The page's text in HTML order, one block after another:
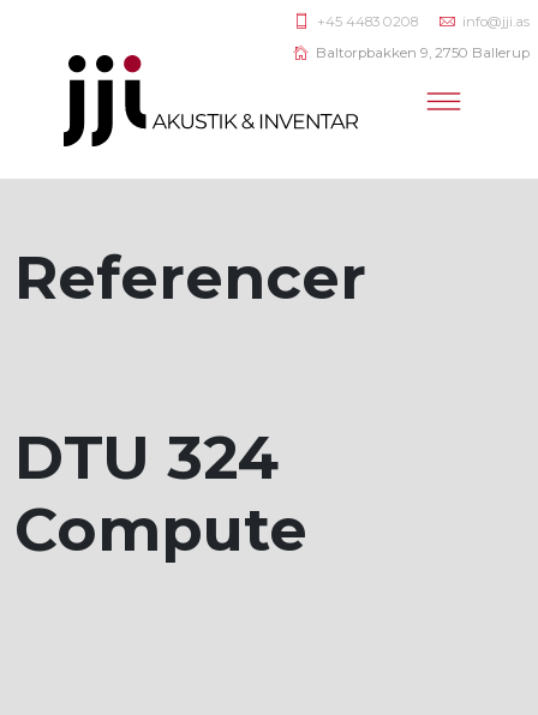
+45 4483 0208
info@jji.as
Baltorpbakken 9, 2750 Ballerup
Referencer
DTU 324
Compute